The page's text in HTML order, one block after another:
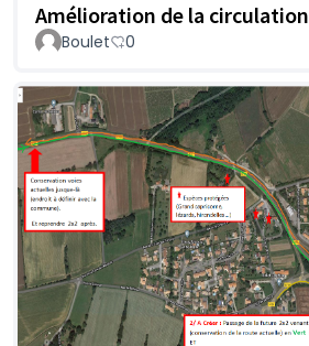
Amélioration de la circulation
Boulet 0